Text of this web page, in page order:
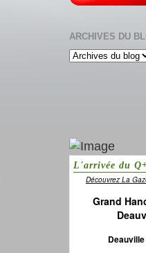
ARCHIVES DU